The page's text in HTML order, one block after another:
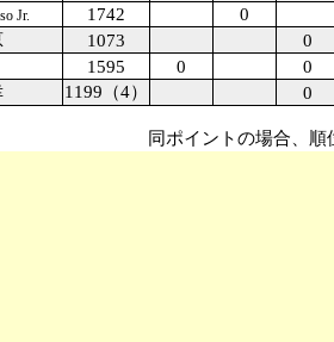
Jr. 1742
0
1073
0
1595 0
0
1199（4） 0
同ポイントの場合